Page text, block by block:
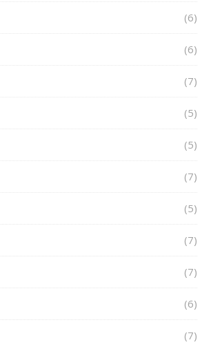
(6)
(6)
(7)
(5)
(5)
(7)
(5)
(7)
(7)
(6)
(7)